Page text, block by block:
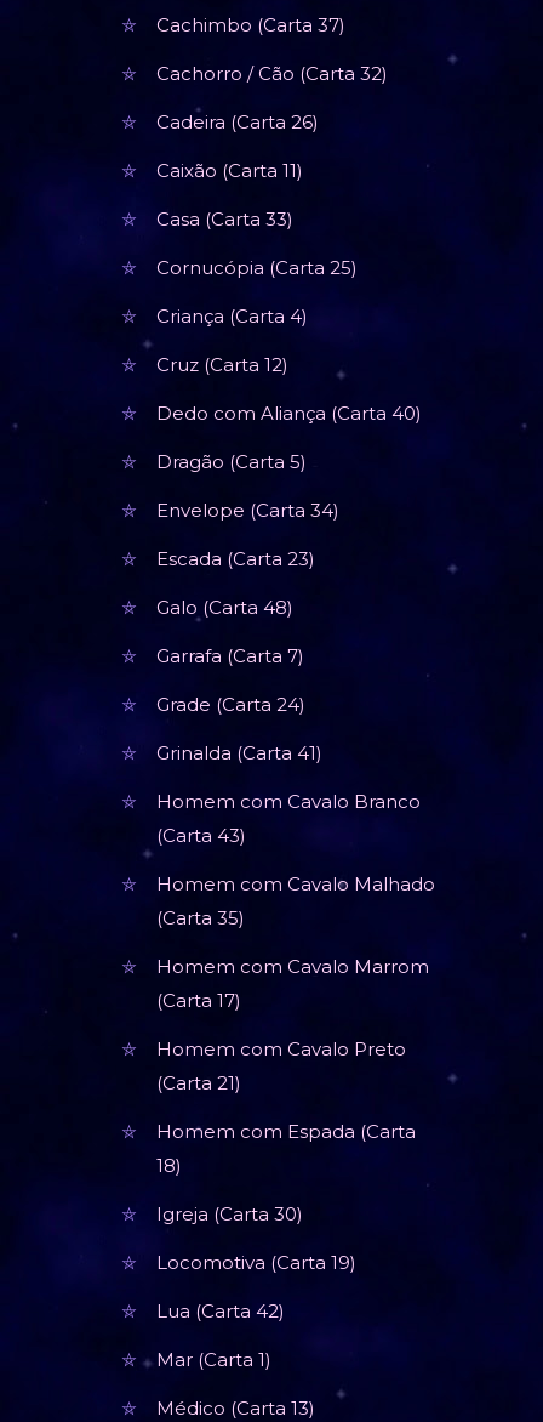
Cachimbo (Carta 37)
Cachorro / Cão (Carta 32)
Cadeira (Carta 26)
Caixão (Carta 11)
Casa (Carta 33)
Cornucópia (Carta 25)
Criança (Carta 4)
Cruz (Carta 12)
Dedo com Aliança (Carta 40)
Dragão (Carta 5)
Envelope (Carta 34)
Escada (Carta 23)
Galo (Carta 48)
Garrafa (Carta 7)
Grade (Carta 24)
Grinalda (Carta 41)
Homem com Cavalo Branco
(Carta 43)
Homem com Cavalo Malhado
(Carta 35)
Homem com Cavalo Marrom
(Carta 17)
Homem com Cavalo Preto
(Carta 21)
Homem com Espada (Carta
18)
Igreja (Carta 30)
Locomotiva (Carta 19)
Lua (Carta 42)
Mar (Carta 1)
Médico (Carta 13)